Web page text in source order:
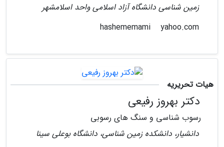
زمین شناسی دانشگاه آزاد اسلامی واحد اسلامشهر
yahoo.com
هیات تحریریه
دکتر بهروز رفیعی
رسوب شناسی و سنگ های رسوبی
دانشیار، دانشکده زمین شناسی، دانشگاه بوعلی سینا